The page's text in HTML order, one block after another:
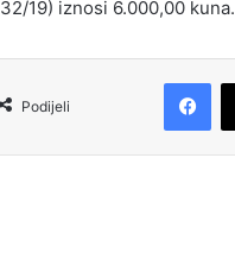
32/19) iznosi 6.000,00 kuna.
Podijeli